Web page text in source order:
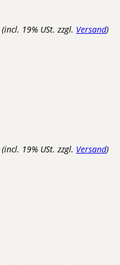
(incl. 19% USt. zzgl. Versand)
(incl. 19% USt. zzgl. Versand)